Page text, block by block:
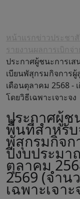
หน้าแรกข่าวประชา
รายงานผลการเบิกจ่
ประกาศผู้ชนะการเ
เบียนพัสุกรมกิจการ
เดือนตุลาคม 2568 -
โดยวิธีเฉพาะเจาะจง
ประกาศผู้ช
พื้นที่สำหรับ
พัสุกรมกิจก
ปีงบประมา
ตุลาคม
2569 (จำน
เฉพาะเจาะ